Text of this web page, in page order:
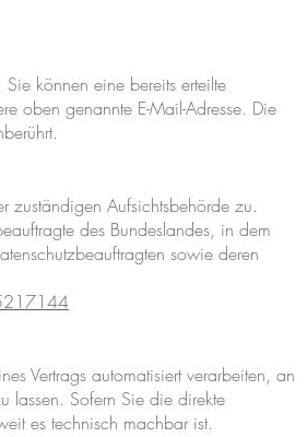
können eine bereits erteilte
oben genannte E-Mail-Adresse. Die
zuständigen Aufsichtsbehörde zu.
des Bundeslandes, in dem
sowie deren
Vertrags automatisiert verarbeiten, an
lassen. Sofern Sie die direkte
es technisch machbar ist.